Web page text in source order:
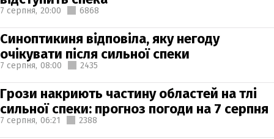
7 серпня, 20:00 6868
Синоптикиня відповіла, яку негоду
очікувати після сильної спеки
7 серпня, 08:00 2435
Грози накриють частину областей на тлі
сильної спеки: прогноз погоди на 7 серпня
7 серпня, 06:21 2388